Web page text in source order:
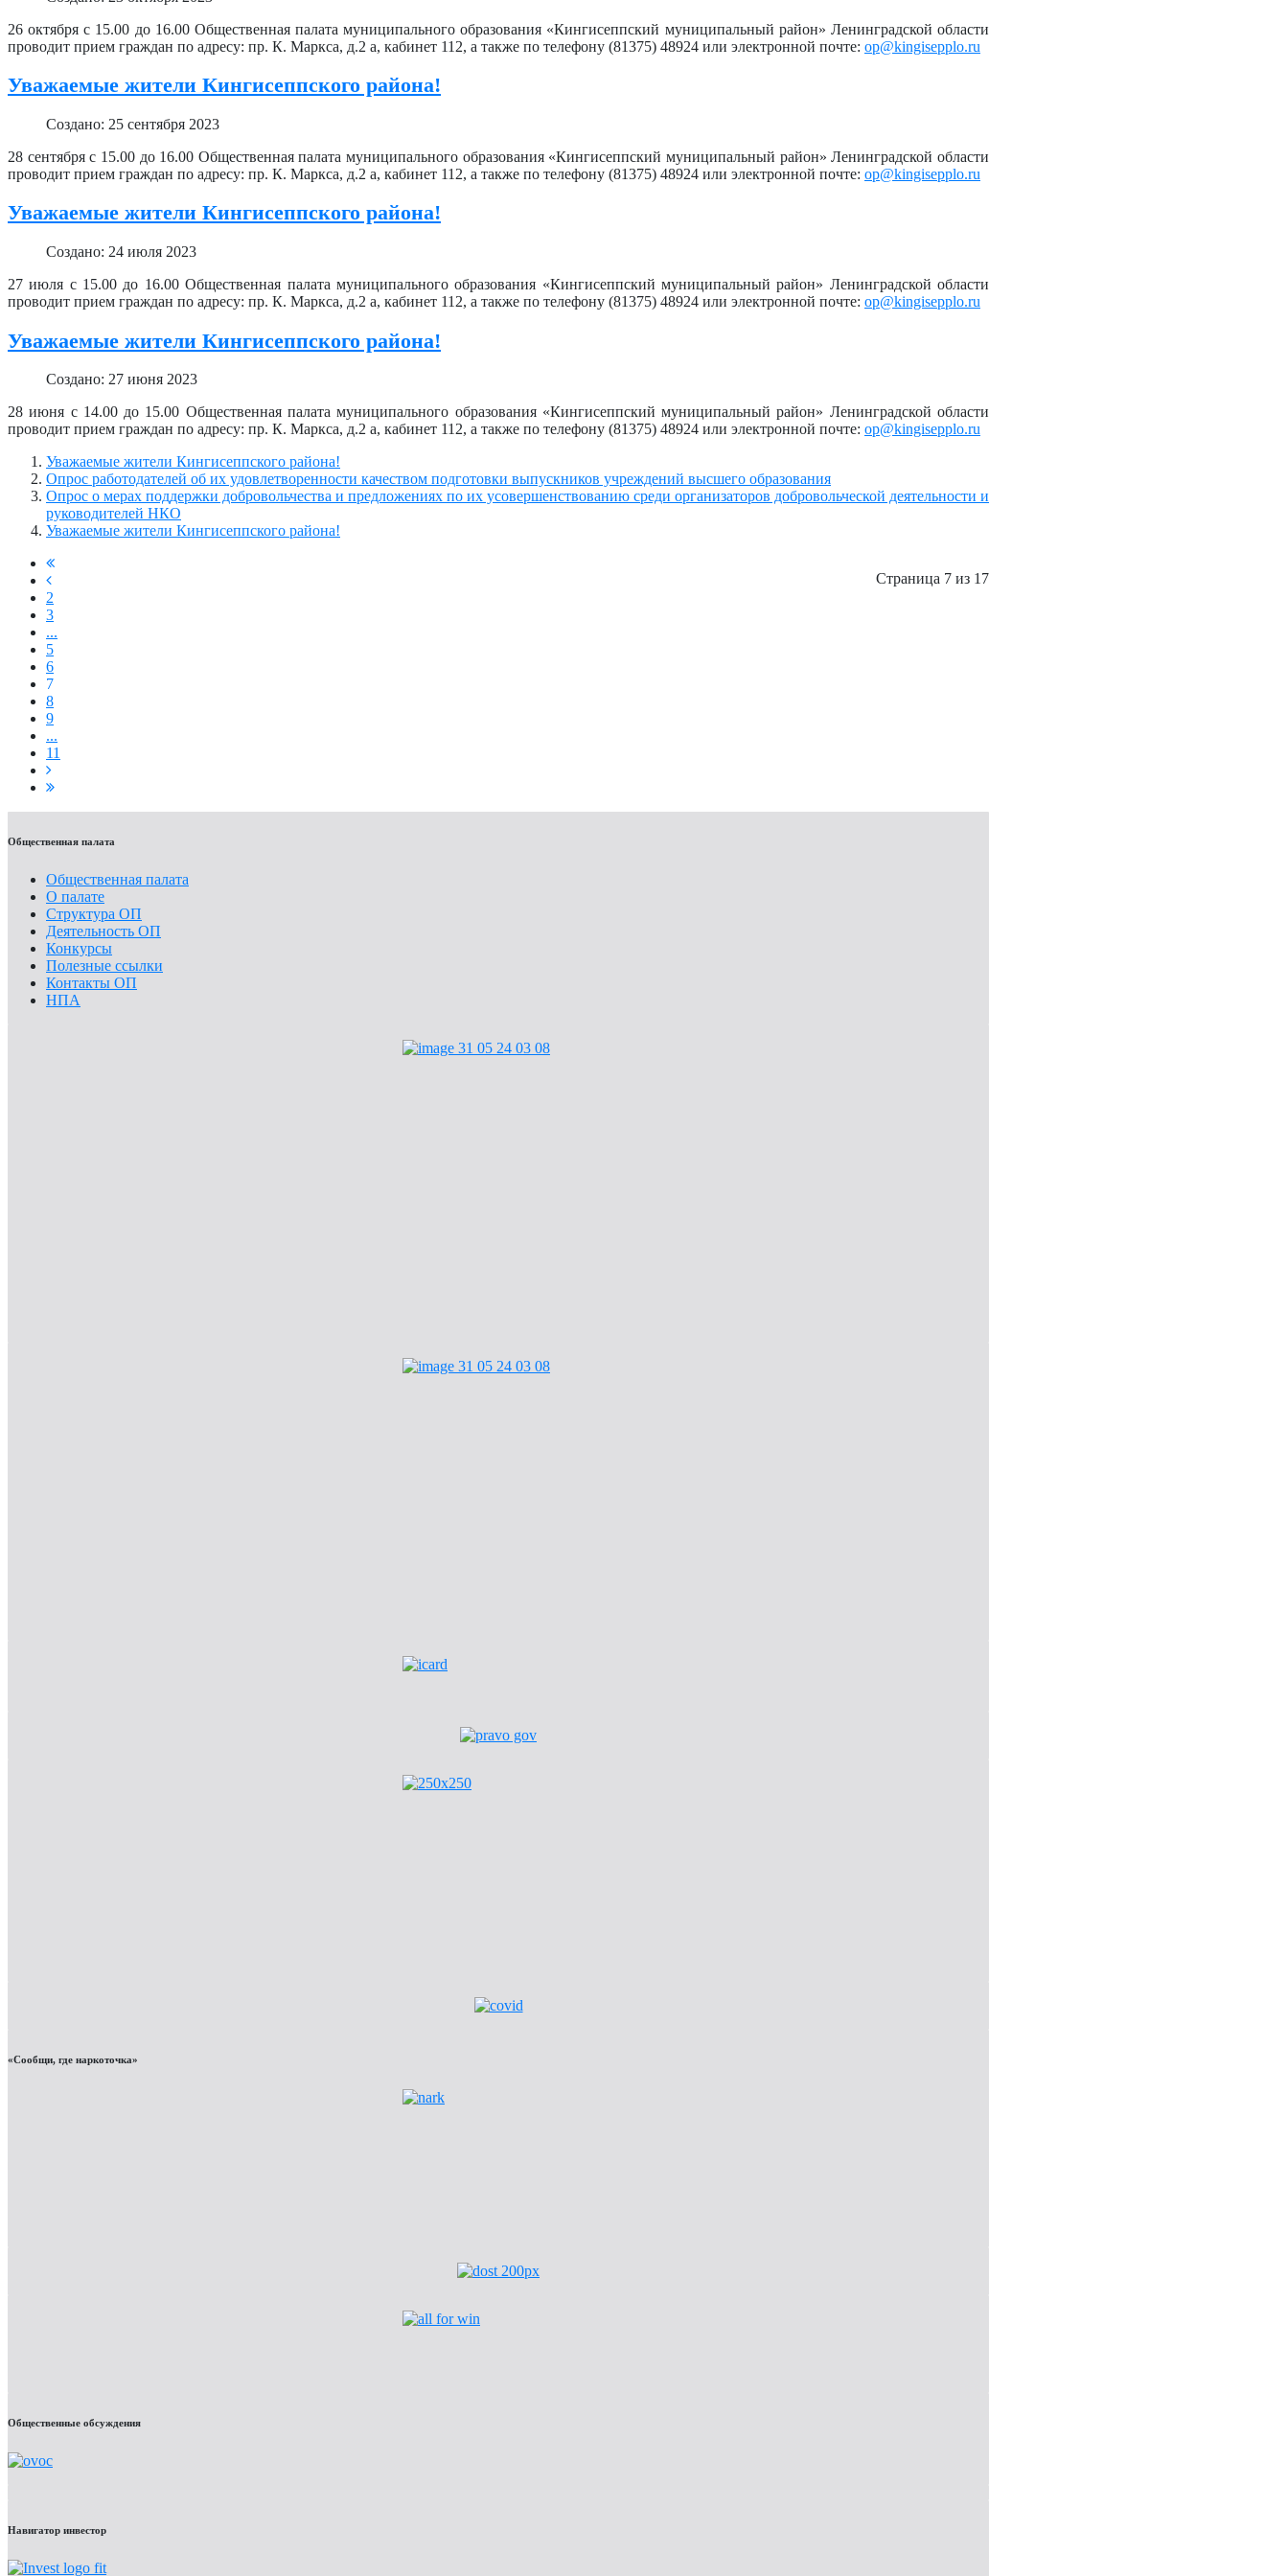
26 октября с 15.00 до 16.00 Общественная палата муниципального образования «Кингисеппский муниципальный район» Ленинградской области
проводит прием граждан по адресу: пр. К. Маркса, д.2 а, кабинет 112, а также по телефону (81375) 48924 или электронной почте: op@kingisepplo.ru
Уважаемые жители Кингисеппского района!
Создано: 25 сентября 2023
28 сентября с 15.00 до 16.00 Общественная палата муниципального образования «Кингисеппский муниципальный район» Ленинградской области
проводит прием граждан по адресу: пр. К. Маркса, д.2 а, кабинет 112, а также по телефону (81375) 48924 или электронной почте: op@kingisepplo.ru
Уважаемые жители Кингисеппского района!
Создано: 24 июля 2023
27 июля с 15.00 до 16.00 Общественная палата муниципального образования «Кингисеппский муниципальный район» Ленинградской области
проводит прием граждан по адресу: пр. К. Маркса, д.2 а, кабинет 112, а также по телефону (81375) 48924 или электронной почте: op@kingisepplo.ru
Уважаемые жители Кингисеппского района!
Создано: 27 июня 2023
28 июня с 14.00 до 15.00 Общественная палата муниципального образования «Кингисеппский муниципальный район» Ленинградской области
проводит прием граждан по адресу: пр. К. Маркса, д.2 а, кабинет 112, а также по телефону (81375) 48924 или электронной почте: op@kingisepplo.ru
Уважаемые жители Кингисеппского района!
Опрос работодателей об их удовлетворенности качеством подготовки выпускников учреждений высшего образования
Опрос о мерах поддержки добровольчества и предложениях по их усовершенствованию среди организаторов добровольческой деятельности и
руководителей НКО
Уважаемые жители Кингисеппского района!
Страница 7 из 17
2
3
...
5
6
7
8
9
...
11
Общественная палата
Общественная палата
О палате
Структура ОП
Деятельность ОП
Конкурсы
Полезные ссылки
Контакты ОП
НПА
«Сообщи, где наркоточка»
Общественные обсуждения
Навигатор инвестор